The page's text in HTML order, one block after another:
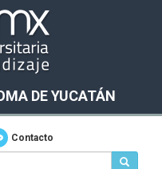
DE YUCATÁN
Contacto